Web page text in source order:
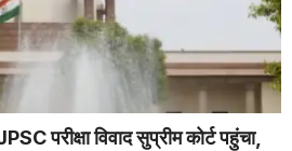
परीक्षा विवाद सुप्रीम कोर्ट पहुंचा,